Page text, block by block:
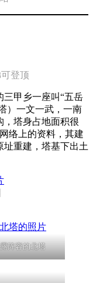
登顶
三甲乡一座叫“五岳
）一文一武，一南
，塔身占地面积很
络上的资料，其建
址重建，塔基下出土
阵容的北塔